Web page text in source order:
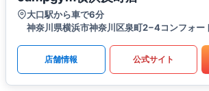
大口駅から車で6分
神奈川県横浜市神奈川区泉町2−4コンフォー
店舗情報 公式サイト